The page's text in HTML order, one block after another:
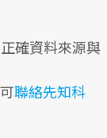
確資料來源與
聯絡先知科